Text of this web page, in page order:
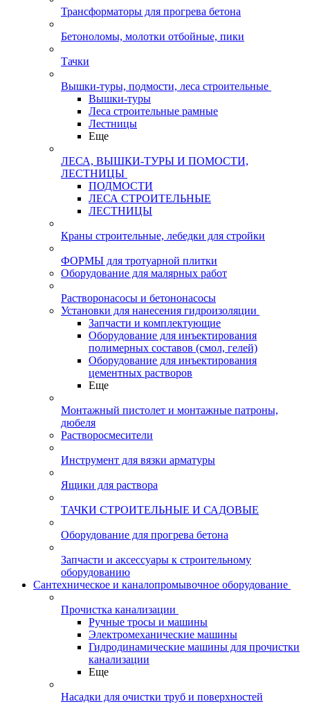
Трансформаторы для прогрева бетона
Бетоноломы, молотки отбойные, пики
Тачки
Вышки-туры, подмости, леса строительные
Вышки-туры
Леса строительные рамные
Лестницы
Еще
ЛЕСА, ВЫШКИ-ТУРЫ И ПОМОСТИ,
ЛЕСТНИЦЫ
ПОДМОСТИ
ЛЕСА СТРОИТЕЛЬНЫЕ
ЛЕСТНИЦЫ
Краны строительные, лебедки для стройки
ФОРМЫ для тротуарной плитки
Оборудование для малярных работ
Растворонасосы и бетононасосы
Установки для нанесения гидроизоляции
Запчасти и комплектующие
Оборудование для инъектирования
полимерных составов (смол, гелей)
Оборудование для инъектирования
цементных растворов
Еще
Монтажный пистолет и монтажные патроны,
дюбеля
Растворосмесители
Инструмент для вязки арматуры
Ящики для раствора
ТАЧКИ СТРОИТЕЛЬНЫЕ И САДОВЫЕ
Оборудование для прогрева бетона
Запчасти и аксессуары к строительному
оборудованию
Сантехническое и каналопромывочное оборудование
Прочистка канализации
Ручные тросы и машины
Электромеханические машины
Гидродинамические машины для прочистки
канализации
Еще
Насадки для очистки труб и поверхностей